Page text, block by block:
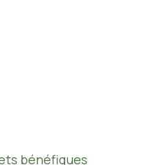
bénéfiques